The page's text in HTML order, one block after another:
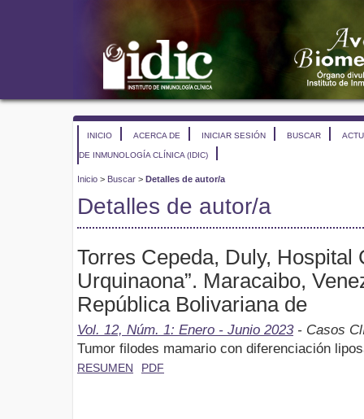
INICIO ACERCA DE INICIAR SESIÓN BUSCAR
DE INMUNOLOGÍA CLÍNICA (IDIC)
Inicio > Buscar > Detalles de autor/a
Detalles de autor/a
Torres Cepeda, Duly, Hospital
Urquinaona”. Maracaibo,
República Bolivariana de
Vol. 12, Núm. 1: Enero - Junio 2023- Casos
Tumor filodes mamario con diferenciación
RESUMEN PDF